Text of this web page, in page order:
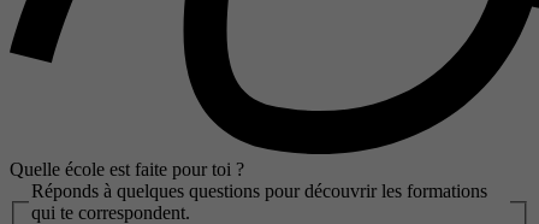
Quelle école est faite pour toi ?
Réponds à quelques questions pour découvrir les formations
qui te correspondent.